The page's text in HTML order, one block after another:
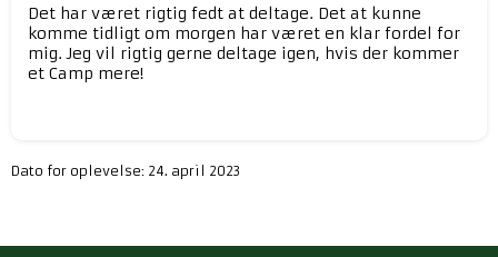
Det har været rigtig fedt at deltage. Det at kunne
komme tidligt om morgen har været en klar fordel for
mig. Jeg vil rigtig gerne deltage igen, hvis der kommer
et Camp mere!
Dato for oplevelse: 24. april 2023